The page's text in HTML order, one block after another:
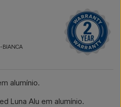
BIANCA
alumínio.
Luna Alu em alumínio.